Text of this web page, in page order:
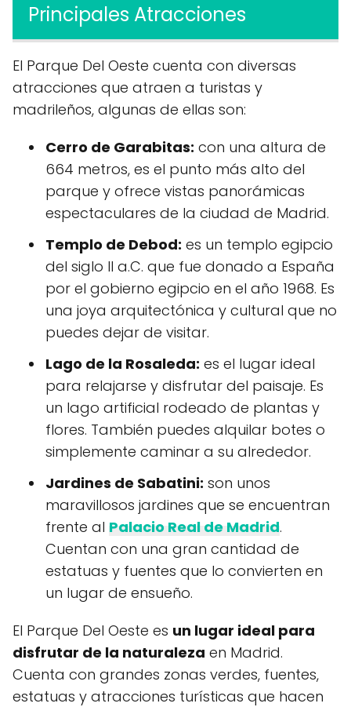
Principales Atracciones
El Parque Del Oeste cuenta con diversas
atracciones que atraen a turistas y
madrileños, algunas de ellas son:
Cerro de Garabitas: con una altura de
664 metros, es el punto más alto del
parque y ofrece vistas panorámicas
espectaculares de la ciudad de Madrid.
Templo de Debod: es un templo egipcio
del siglo II a.C. que fue donado a España
por el gobierno egipcio en el año 1968. Es
una joya arquitectónica y cultural que no
puedes dejar de visitar.
Lago de la Rosaleda: es el lugar ideal
para relajarse y disfrutar del paisaje. Es
un lago artificial rodeado de plantas y
flores. También puedes alquilar botes o
simplemente caminar a su alrededor.
Jardines de Sabatini: son unos
maravillosos jardines que se encuentran
frente al Palacio Real de Madrid.
Cuentan con una gran cantidad de
estatuas y fuentes que lo convierten en
un lugar de ensueño.
El Parque Del Oeste es un lugar ideal para
disfrutar de la naturaleza en Madrid.
Cuenta con grandes zonas verdes, fuentes,
estatuas y atracciones turísticas que hacen